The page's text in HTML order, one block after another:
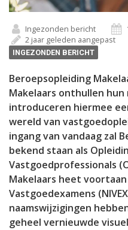
Ingezonden bericht
2 jaar geleden aangepast
INGEZONDEN BERICHT
Beroepsopleiding
Makelaars onthullen
introduceren hiermee
wereld van
ingang van vandaag zal
bekend staan als
Vastgoedprofessionals
Makelaars heet
Vastgoedexamens
naamswijzigingen
geheel vernieuwde